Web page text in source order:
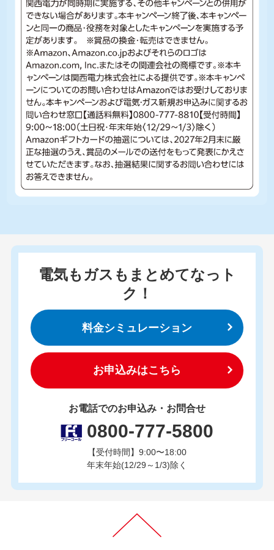
電気もガスもまとめてなっト
ク！
料金シミュレーション
お申込みはこちら
お電話でのお申込み・お問合せ
0800-777-5800
【受付時間】9:00〜18:00
年末年始(12/29～1/3)除く